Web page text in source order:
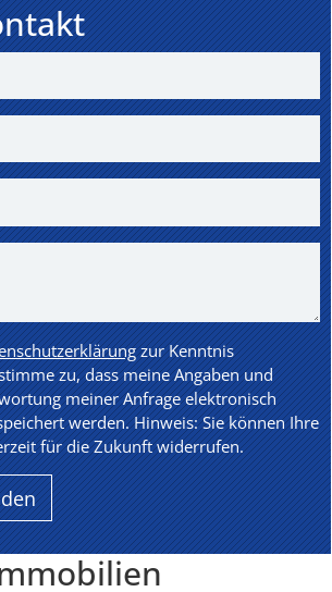
zur Kenntnis
zu, dass meine Angaben und
meiner Anfrage elektronisch
werden. Hinweis: Sie können Ihre
für die Zukunft widerrufen.